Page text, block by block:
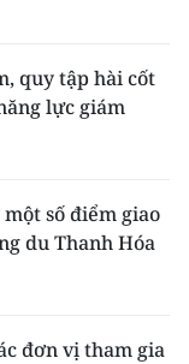
quy tập hài cốt
lực giám
số điểm giao
du Thanh Hóa
đơn vị tham gia